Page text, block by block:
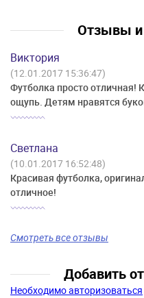
Отзывы
Виктория
(12.01.2017 15:36:47)
Футболка просто отличная!
ощупь. Детям нравятся
Светлана
(10.01.2017 16:52:48)
Красивая футболка,
отличное!
Смотреть все отзывы
Добавить
Необходимо авторизоваться